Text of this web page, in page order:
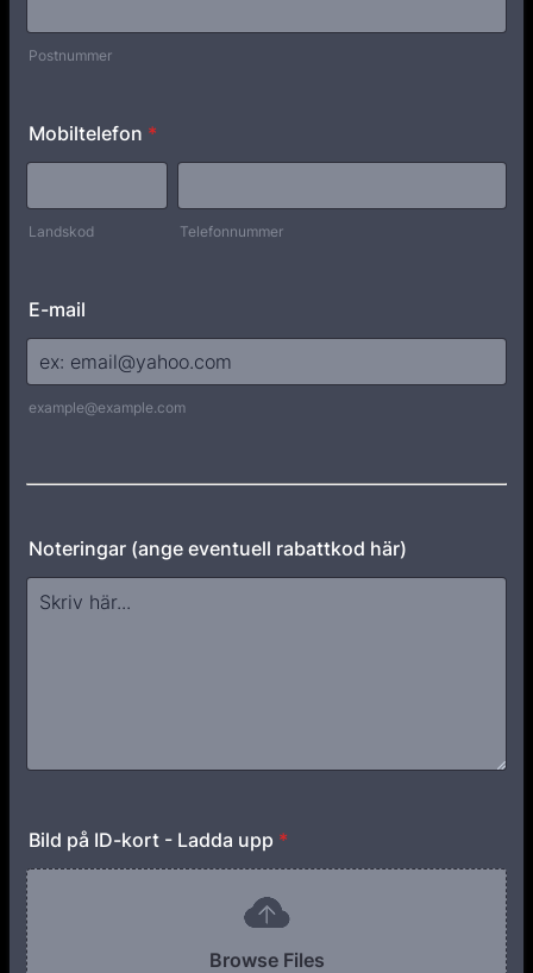
Postnummer
Mobiltelefon *
Landskod Telefonnummer
E-mail
example@example.com
Noteringar (ange eventuell rabattkod här)
Bild på ID-kort - Ladda upp *
Browse Files